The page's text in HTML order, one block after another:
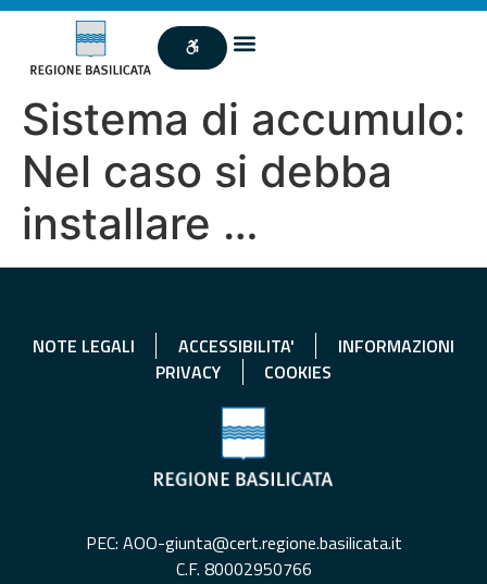
Sistema di accumulo:
Nel caso si debba
installare …
NOTE LEGALI ACCESSIBILITA'
INFORMAZIONI
PRIVACY
COOKIES
PEC: AOO-giunta@cert.regione.basilicata.it
C.F. 80002950766